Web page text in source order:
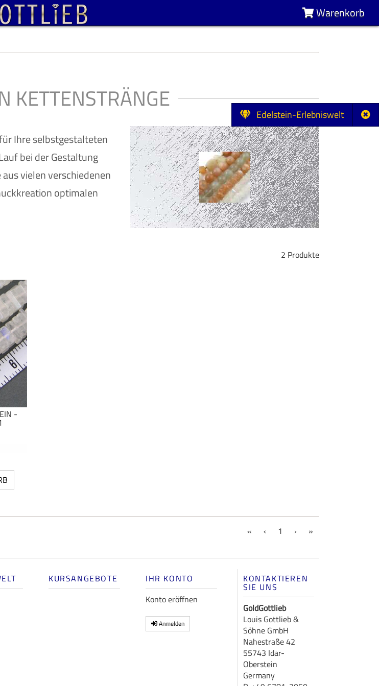
Edelstein-Erlebniswelt
Warenkorb
KETTENSTRÄNGE
Ihre selbstgestalteten
bei der Gestaltung
vielen verschiedenen
optimalen
2 Produkte
-
« ‹ 1 (current)
› »
KURSANGEBOTE
IHR KONTO
Konto eröffnen
Anmelden
KONTAKTIEREN
SIE UNS
GoldGottlieb
Louis Gottlieb &
Söhne GmbH
Nahestraße 42
55743 Idar-
Oberstein
Germany